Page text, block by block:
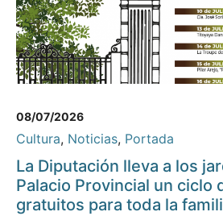
08/07/2026
Cultura, Noticias, Portada
La Diputación lleva a los
Palacio Provincial un ciclo
gratuitos para toda la